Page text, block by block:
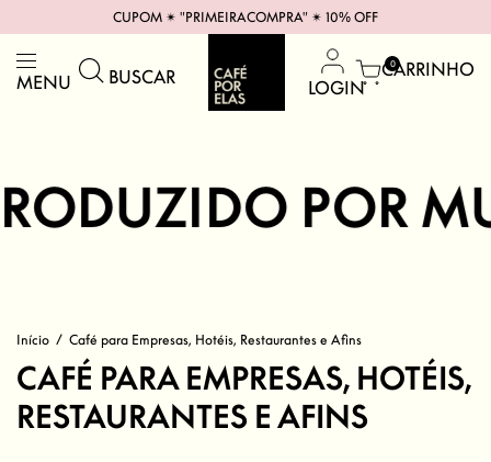
CUPOM ✴︎ "PRIMEIRACOMPRA" ✴︎ 10% OFF
MENU BUSCAR LOGIN
CARRINHO
0
POR
Início / Café para Empresas, Hotéis, Restaurantes e Afins
CAFÉ PARA EMPRESAS, HOTÉIS,
RESTAURANTES E AFINS